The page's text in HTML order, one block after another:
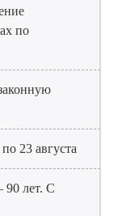
по
23 августа
лет. С